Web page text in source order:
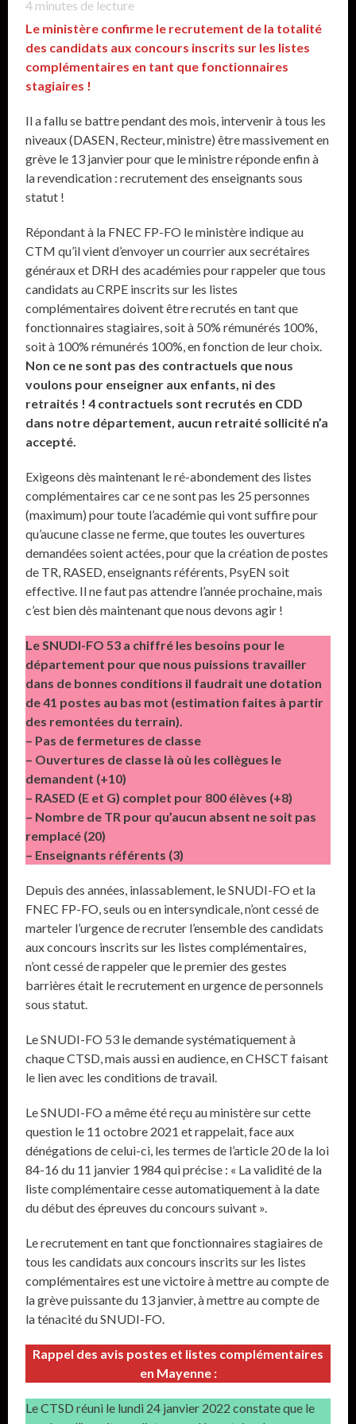
4 minutes de lecture
Le ministère confirme le recrutement de la totalité
des candidats aux concours inscrits sur les listes
complémentaires en tant que fonctionnaires
stagiaires !
Il a fallu se battre pendant des mois, intervenir à tous les
niveaux (DASEN, Recteur, ministre) être massivement en
grève le 13 janvier pour que le ministre réponde enfin à
la revendication : recrutement des enseignants sous
statut !
Répondant à la FNEC FP-FO le ministère indique au
CTM qu’il vient d’envoyer un courrier aux secrétaires
généraux et DRH des académies pour rappeler que tous
candidats au CRPE inscrits sur les listes
complémentaires doivent être recrutés en tant que
fonctionnaires stagiaires, soit à 50% rémunérés 100%,
soit à 100% rémunérés 100%, en fonction de leur choix.
Non ce ne sont pas des contractuels que nous
voulons pour enseigner aux enfants, ni des
retraités ! 4 contractuels sont recrutés en CDD
dans notre département, aucun retraité sollicité n’a
accepté.
Exigeons dès maintenant le ré-abondement des listes
complémentaires car ce ne sont pas les 25 personnes
(maximum) pour toute l’académie qui vont suffire pour
qu’aucune classe ne ferme, que toutes les ouvertures
demandées soient actées, pour que la création de postes
de TR, RASED, enseignants référents, PsyEN soit
effective. Il ne faut pas attendre l’année prochaine, mais
c’est bien dès maintenant que nous devons agir !
Le SNUDI-FO 53 a chiffré les besoins pour le
département pour que nous puissions travailler
dans de bonnes conditions il faudrait une dotation
de 41 postes au bas mot (estimation faites à partir
des remontées du terrain).
– Pas de fermetures de classe
– Ouvertures de classe là où les collègues le
demandent (+10)
– RASED (E et G) complet pour 800 élèves (+8)
– Nombre de TR pour qu’aucun absent ne soit pas
remplacé (20)
– Enseignants référents (3)
Depuis des années, inlassablement, le SNUDI-FO et la
FNEC FP-FO, seuls ou en intersyndicale, n’ont cessé de
marteler l’urgence de recruter l’ensemble des candidats
aux concours inscrits sur les listes complémentaires,
n’ont cessé de rappeler que le premier des gestes
barrières était le recrutement en urgence de personnels
sous statut.
Le SNUDI-FO 53 le demande systématiquement à
chaque CTSD, mais aussi en audience, en CHSCT faisant
le lien avec les conditions de travail.
Le SNUDI-FO a même été reçu au ministère sur cette
question le 11 octobre 2021 et rappelait, face aux
dénégations de celui-ci, les termes de l’article 20 de la loi
84-16 du 11 janvier 1984 qui précise : « La validité de la
liste complémentaire cesse automatiquement à la date
du début des épreuves du concours suivant ».
Le recrutement en tant que fonctionnaires stagiaires de
tous les candidats aux concours inscrits sur les listes
complémentaires est une victoire à mettre au compte de
la grève puissante du 13 janvier, à mettre au compte de
la ténacité du SNUDI-FO.
Rappel des avis postes et listes complémentaires
en Mayenne :
Le CTSD réuni le lundi 24 janvier 2022 constate que le